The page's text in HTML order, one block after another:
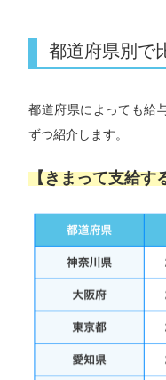
都道府県別で
都道府県によっても給
ずつ紹介します。
【きまって支給す